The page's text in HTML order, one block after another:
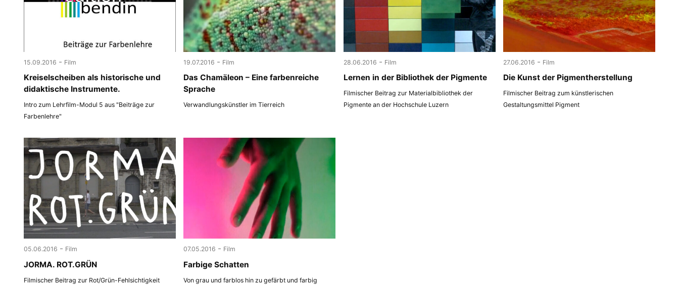
15.09.2016 - Film
Kreiselscheiben als historische und
didaktische Instrumente.
Intro zum Lehrfilm-Modul 5 aus "Beiträge zur
Farbenlehre"
19.07.2016 - Film
Das Chamäleon – Eine farbenreiche
Sprache
Verwandlungskünstler im Tierreich
28.06.2016 - Film
Lernen in der Bibliothek der Pigmente
Filmischer Beitrag zur Materialbibliothek der
Pigmente an der Hochschule Luzern
27.06.2016 - Film
Die Kunst der Pigmentherstellung
Filmischer Beitrag zum künstlerischen
Gestaltungsmittel Pigment
05.06.2016 - Film
JORMA. ROT.GRÜN
Filmischer Beitrag zur Rot/Grün-Fehlsichtigkeit
07.05.2016 - Film
Farbige Schatten
Von grau und farblos hin zu gefärbt und farbig